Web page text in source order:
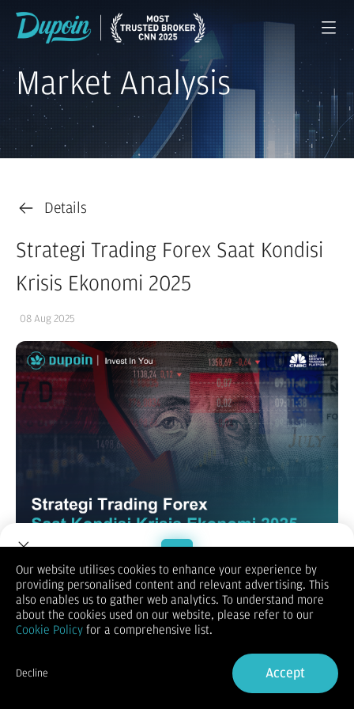
Market Analysis
Details
Strategi Trading Forex Saat Kondisi
Krisis Ekonomi 2025
08 Aug 2025
Dalam dunia finansial, krisis ekonomi adalah fase yang penuh
tantangan sekaligus peluang. Bagi seorang trader forex,
periode ini bisa menjadi ajang pembuktian kemampuan
membaca pasar dan mengambil keputusan cerdas. Namun,
untuk bisa bertahan dan memanfaatkan peluang di tengah
kondisi krisis ekonomi, terutama ketika faktor geopolitik dan
ekonomi global sedang memanas seperti di tahun 2025 ini.
Memahami Konteks Konflik Dunia dan
Welcome to Dupoin.
Trade with a Trusted Broker
Sign in
Our website utilises cookies to enhance your experience by
providing personalised content and relevant advertising. This
also enables us to gather web analytics. To understand more
about the cookies used on our website, please refer to our
Cookie Policy for a comprehensive list.
Decline Accept